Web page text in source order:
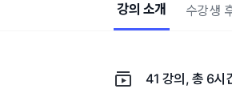
강의 소개 수강생
41 강의, 총 6시